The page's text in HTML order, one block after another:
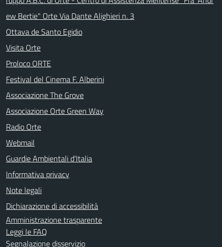
ew Bertie" Orte Via Dante Alighieri n. 3
Ottava de Santo Egidio
Visita Orte
Proloco ORTE
Festival del Cinema F. Alberini
Associazione The Grove
Associazione Orte Green Way
Radio Orte
Webmail
Guardie Ambientali d'Italia
Informativa privacy
Note legali
Dichiarazione di accessibilità
Amministrazione trasparente
Leggi le FAQ
Segnalazione disservizio